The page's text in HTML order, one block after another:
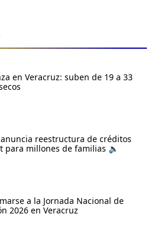
en Veracruz: suben de 19 a 33
reestructura de créditos
para millones de familias 🔈
a la Jornada Nacional de
2026 en Veracruz